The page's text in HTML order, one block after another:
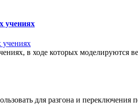
учениях
в ходе которых моделируются
для разгона и переключения